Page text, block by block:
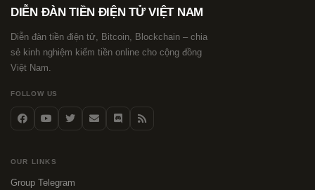
DIỄN ĐÀN TIỀN ĐIỆN TỬ VIỆT NAM
Diễn đàn tiền điện tử, Bitcoin, Blockchain – chia
sẻ kinh nghiệm kiếm tiền online cho cộng đồng
Việt Nam.
FOLLOW US
OUR LINKS
Group Telegram